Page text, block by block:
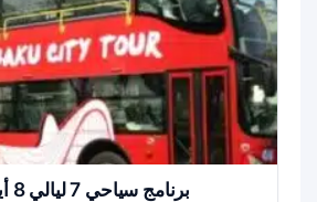
برنامج سياحي 7 ليالي 8 أيام باكو و قوبا